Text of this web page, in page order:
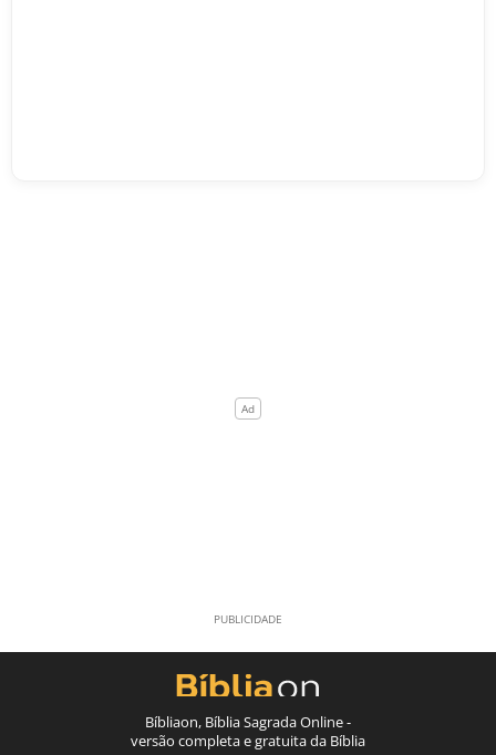
Bíbliaon, Bíblia Sagrada Online -
versão completa e gratuita da Bíblia